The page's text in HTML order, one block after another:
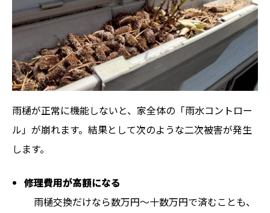
雨樋が正常に機能しないと、家全体の「雨水コントロー
ル」が崩れます。結果として次のような二次被害が発生
します。
修理費用が高額になる
雨樋交換だけなら数万円〜十数万円で済むことも、